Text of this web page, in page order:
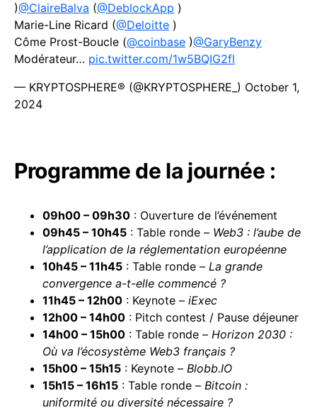
)@ClaireBalva (@DeblockApp )
Marie-Line Ricard (@Deloitte )
Côme Prost-Boucle (@coinbase )@GaryBenzy
Modérateur… pic.twitter.com/1w5BQIG2fl
— KRYPTOSPHERE® (@KRYPTOSPHERE_) October 1,
2024
Programme de la journée :
09h00 – 09h30 : Ouverture de l’événement
09h45 – 10h45 : Table ronde – Web3 : l’aube de
l’application de la réglementation européenne
10h45 – 11h45 : Table ronde – La grande
convergence a-t-elle commencé ?
11h45 – 12h00 : Keynote – iExec
12h00 – 14h00 : Pitch contest / Pause déjeuner
14h00 – 15h00 : Table ronde – Horizon 2030 :
Où va l’écosystème Web3 français ?
15h00 – 15h15 : Keynote – Blobb.IO
15h15 – 16h15 : Table ronde – Bitcoin :
uniformité ou diversité nécessaire ?